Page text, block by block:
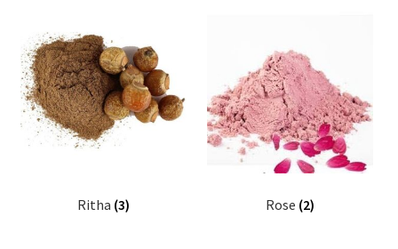
Ritha (3) Rose (2)